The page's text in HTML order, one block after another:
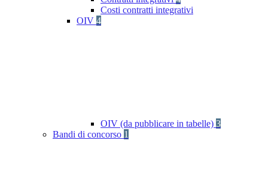
Costi contratti integrativi
OIV 4
OIV (da pubblicare in tabelle) 3
Bandi di concorso 1